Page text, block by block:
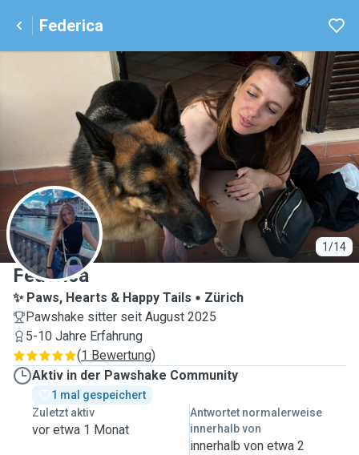
Federica
1/14
F
Federica
✨ Paws, Hearts & Happy Tails
Zürich
Pawshake sitter seit August 2025
5-10 Jahre Erfahrung
(1 Bewertung)
Aktiv in der Pawshake Community
1 mal gespeichert
Zuletzt aktiv
vor etwa 1 Monat
Antwortet normalerweise
innerhalb von
innerhalb von etwa 2